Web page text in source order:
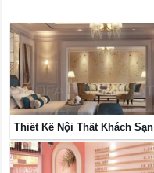
Thiết Kế Nội Thất Khách Sạn